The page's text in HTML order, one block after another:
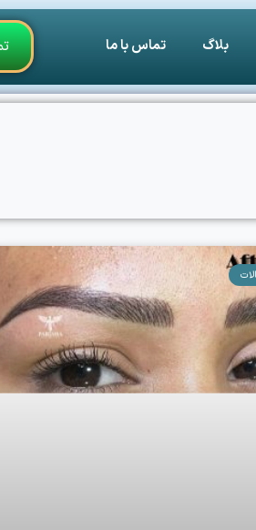
بلاگ تماس با ما